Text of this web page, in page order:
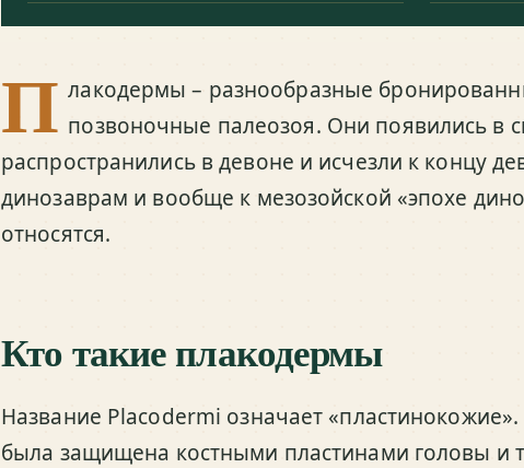
П лакодермы – разнообразные
позвоночные палеозоя. Они появились в
распространились в девоне и исчезли к концу
динозаврам и вообще к мезозойской «эпохе
относятся.
Кто такие плакодермы
Название Placodermi означает
была защищена костными пластинами головы и